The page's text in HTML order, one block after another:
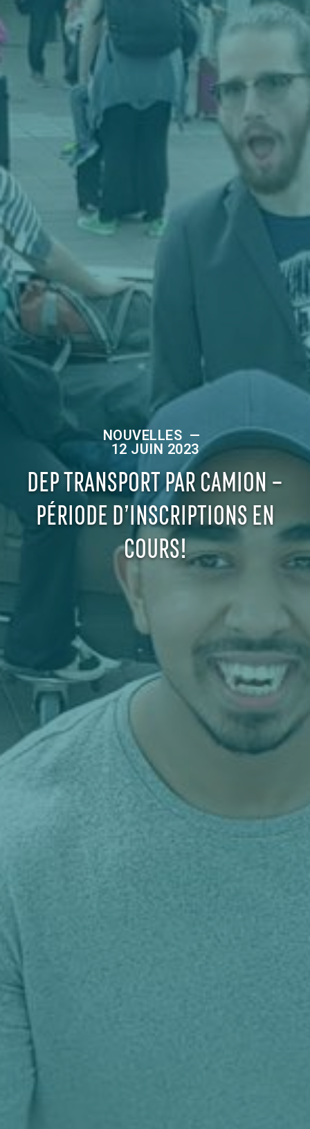
NOUVELLES —
12 JUIN 2023
DEP TRANSPORT PAR CAMION –
PÉRIODE D’INSCRIPTIONS EN
COURS!